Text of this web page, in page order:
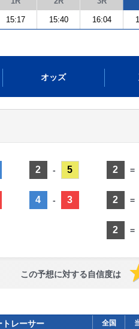
15:17 15:40 16:04
オッズ
2 - 5
4 - 3
2 =
2 =
2 =
この予想に対する自信度は
トレーサー 全国